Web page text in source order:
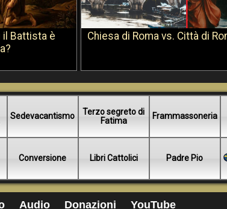
il Battista è
Chiesa di Roma vs. Città di
Sedevacantismo
Terzo segreto di
Fatima
Frammassoneria
Conversione Libri Cattolici Padre Pio
Audio Donazioni YouTube